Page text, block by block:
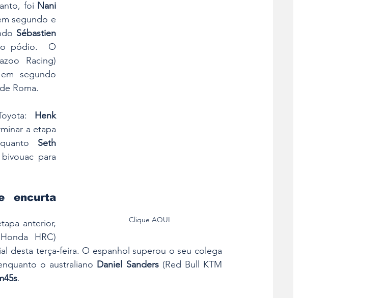
Clique AQUI
foi Nani
segundo e
Sébastien
pódio.  O
Racing)
segundo
de Roma.
Henk
a etapa
Seth
para
encurta
HRC)
desta terça-feira. O espanhol superou o seu colega
o australiano Daniel Sanders (Red Bull KTM
.